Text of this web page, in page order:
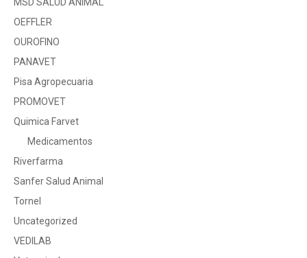
OEFFLER
OUROFINO
PANAVET
Pisa Agropecuaria
PROMOVET
Quimica Farvet
Medicamentos
Riverfarma
Sanfer Salud Animal
Tornel
Uncategorized
VEDILAB